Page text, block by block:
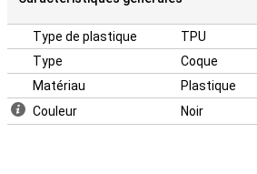
Type de plastique
TPU
Type
Coque
Matériau
Plastique
Couleur
Noir